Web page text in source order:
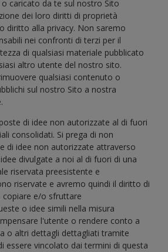
caricato da te sul nostro Sito
dei loro diritti di proprietà
diritto alla privacy. Non saremo
nei confronti di terzi per il
di qualsiasi materiale pubblicato
altro utente del nostro sito.
qualsiasi contenuto o
sul nostro Sito a nostra
di idee non autorizzate al di fuori
consolidati. Si prega di non
di idee non autorizzate attraverso
divulgate a noi al di fuori di una
riservata preesistente e
riservate e avremo quindi il diritto di
copiare e/o sfruttare
o idee simili nella misura
l'utente o rendere conto a
o altri dettagli dettagliati tramite
essere vincolato dai termini di questa